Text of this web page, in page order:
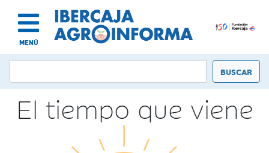
MENÚ
El tiempo que viene